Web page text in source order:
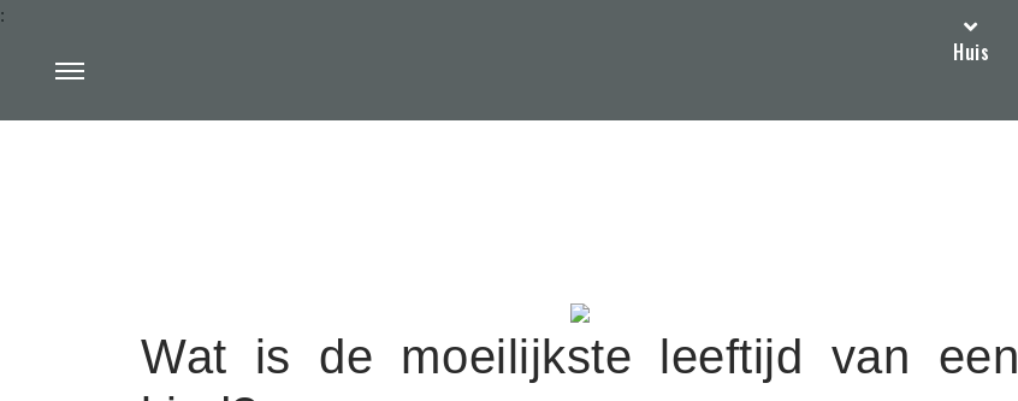
Huis
:
Wat is de moeilijkste leeftijd van een